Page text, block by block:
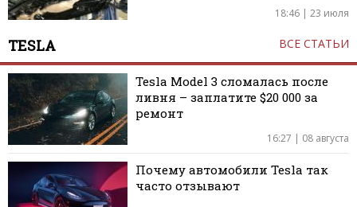
18:46 | 23 июля
TESLA ВСЕ СТАТЬИ
Tesla Model 3 сломалась после
ливня – заплатите $20 000 за
ремонт
16:27 | 08 августа
Почему автомобили Tesla так
часто отзывают